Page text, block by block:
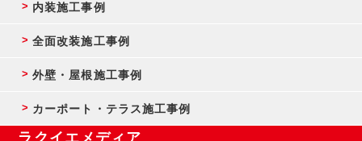
内装施工事例
全面改装施工事例
外壁・屋根施工事例
カーポート・テラス施工事例